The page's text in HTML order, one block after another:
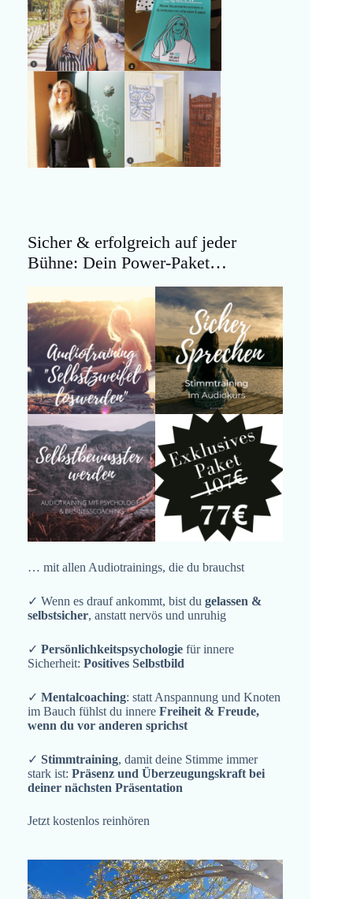
Sicher & erfolgreich auf jeder
Bühne: Dein Power-Paket…
… mit allen Audiotrainings, die du brauchst
✓ Wenn es drauf ankommt, bist du gelassen &
selbstsicher, anstatt nervös und unruhig
✓ Persönlichkeitspsychologie für innere
Sicherheit: Positives Selbstbild
✓ Mentalcoaching: statt Anspannung und Knoten
im Bauch fühlst du innere Freiheit & Freude,
wenn du vor anderen sprichst
✓ Stimmtraining, damit deine Stimme immer
stark ist: Präsenz und Überzeugungskraft bei
deiner nächsten Präsentation
Jetzt kostenlos reinhören